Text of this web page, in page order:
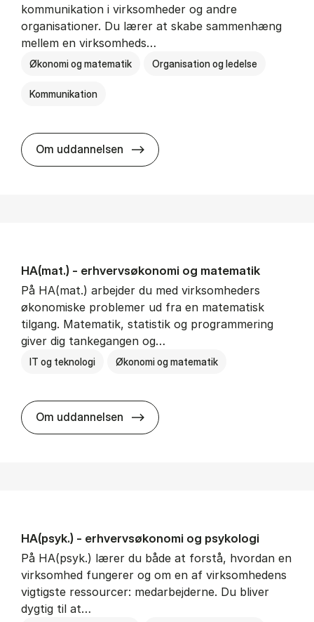
kommunikation i virksomheder og andre
organisationer. Du lærer at skabe sammenhæng
mellem en virksomheds…
Økonomi og matematik Organisation og ledelse
Kommunikation
Om uddannelsen HA(kom.) - erhvervs­økonomi
HA(mat.) - erhvervs­økonomi og ma­te­ma­tik
På HA(mat.) arbejder du med virksomheders
økonomiske problemer ud fra en matematisk
tilgang. Matematik, statistik og programmering
giver dig tankegangen og…
IT og teknologi Økonomi og matematik
Om uddannelsen HA(mat.) - erhvervs­økonomi og
HA(psyk.) - erhvervs­økonomi og psy­ko­lo­gi
På HA(psyk.) lærer du både at forstå, hvordan en
virksomhed fungerer og om en af virksomhedens
vigtigste ressourcer: medarbejderne. Du bliver
dygtig til at…